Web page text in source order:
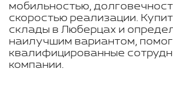
мобильностью,
скоростью реализации.
склады в Люберцах и
наилучшим вариантом,
квалифицированные
компании.